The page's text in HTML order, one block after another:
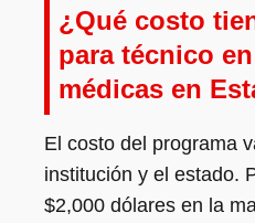
¿Qué costo
para técnico
médicas en
El costo del programa
institución y el estado.
$2,000 dólares en la